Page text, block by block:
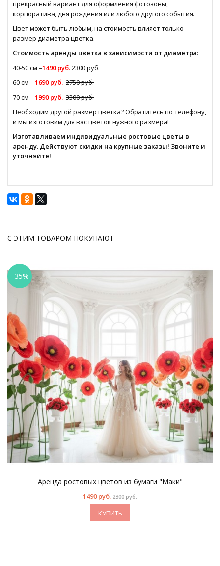
прекрасный вариант для оформления фотозоны,
корпоратива, дня рождения или любого другого события.
Цвет может быть любым, на стоимость влияет только
размер диаметра цветка.
Стоимость аренды цветка в зависимости от диаметра:
40-50 см –1490 руб.2300 руб.
60 см – 1690 руб. 2750 руб.
70 см – 1990 руб. 3300 руб.
Необходим другой размер цветка? Обратитесь по телефону,
и мы изготовим для вас цветок нужного размера!
Изготавливаем индивидуальные ростовые цветы в
аренду. Действуют скидки на крупные заказы! Звоните и
уточняйте!
С ЭТИМ ТОВАРОМ ПОКУПАЮТ
-35%
Аренда ростовых цветов из бумаги "Маки"
1490 руб. 2300 руб.
КУПИТЬ